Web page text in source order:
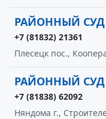
РАЙОННЫЙ СУД
+7 (81832) 21361
Плесецк пос.,
РАЙОННЫЙ СУД
+7 (81838) 62092
Няндома г.,